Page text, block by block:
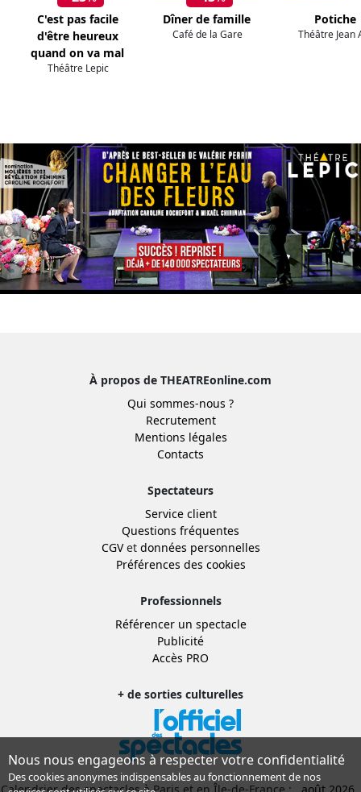
C'est pas facile
d'être heureux
quand on va mal
Théâtre Lepic
Dîner de famille
Café de la Gare
Potiche
Théâtre Jean
À propos de THEATREonline.com
Qui sommes-nous ?
Recrutement
Mentions légales
Contacts
Spectateurs
Service client
Questions fréquentes
CGVet données personnelles
Préférences des cookies
Professionnels
Référencer un spectacle
Publicité
Accès PRO
+ de sorties culturelles
Nous nous engageons à respecter votre confidentialité
Des cookies anonymes indispensables au fonctionnement de nos